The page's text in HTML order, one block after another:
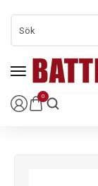
0